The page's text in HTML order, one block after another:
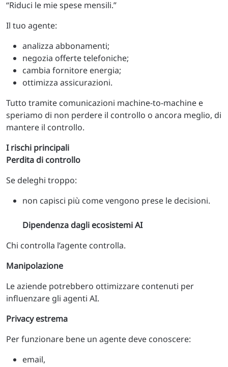
“Riduci le mie spese mensili.”
Il tuo agente:
analizza abbonamenti;
negozia offerte telefoniche;
cambia fornitore energia;
ottimizza assicurazioni.
Tutto tramite comunicazioni machine-to-machine e
speriamo di non perdere il controllo o ancora meglio, di
mantere il controllo.
I rischi principali
Perdita di controllo
Se deleghi troppo:
non capisci più come vengono prese le decisioni.
Dipendenza dagli ecosistemi AI
Chi controlla l’agente controlla.
Manipolazione
Le aziende potrebbero ottimizzare contenuti per
influenzare gli agenti AI.
Privacy estrema
Per funzionare bene un agente deve conoscere:
email,